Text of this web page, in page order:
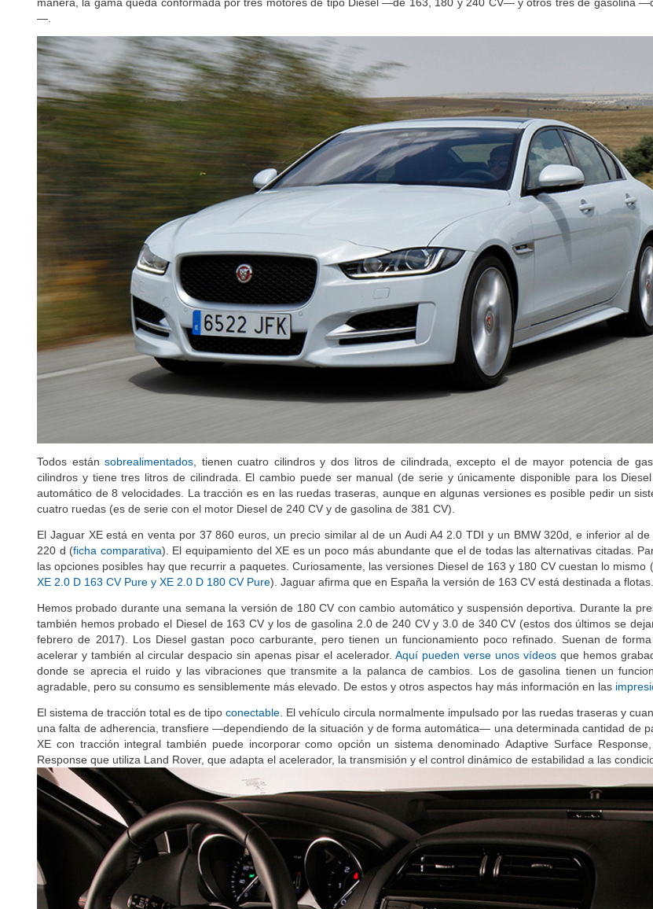
manera, la gama queda conformada por tres motores de tipo Diesel —de 163, 180 y 240 CV— y otros tres de gasolina
—.
Todos estánsobrealimentados , tienen cuatro cilindros y dos litros de cilindrada, excepto el de mayor potencia de
cilindros y tiene tres litros de cilindrada. El cambio puede ser manual (de serie y únicamente disponible para los
automático de 8 velocidades. La tracción es en las ruedas traseras, aunque en algunas versiones es posible pedir un
cuatro ruedas (es de serie con el motor Diesel de 240 CV y de gasolina de 381 CV).
El Jaguar XE está en venta por 37 860 euros, un precio similar al de un Audi A4 2.0 TDI y un BMW 320d, e inferior al
220 d (ficha comparativa). El equipamiento del XE es un poco más abundante que el de todas las alternativas citadas.
las opciones posibles hay que recurrir a paquetes. Curiosamente, las versiones Diesel de 163 y 180 CV cuestan lo mismo (
XE 2.0 D 163 CV Pure y XE 2.0 D 180 CV Pure). Jaguar afirma que en España la versión de 163 CV está destinada a flotas.
Hemos probado durante una semana la versión de 180 CV con cambio automático y suspensión deportiva. Durante la
también hemos probado el Diesel de 163 CV y los de gasolina 2.0 de 240 CV y 3.0 de 340 CV (estos dos últimos se
febrero de 2017). Los Diesel gastan poco carburante, pero tienen un funcionamiento poco refinado. Suenan de
acelerar y también al circular despacio sin apenas pisar el acelerador.Aquí pueden verse unos vídeos que hemos
donde se aprecia el ruido y las vibraciones que transmite a la palanca de cambios. Los de gasolina tienen un
agradable, pero su consumo es sensiblemente más elevado. De estos y otros aspectos hay más información en las
El sistema de tracción total es de tipo conectable . El vehículo circula normalmente impulsado por las ruedas traseras y
una falta de adherencia, transfiere —dependiendo de la situación y de forma automática— una determinada cantidad de
XE con tracción integral también puede incorporar como opción un sistema denominadoAdaptive Surface
Response que utiliza Land Rover, que adapta el acelerador, la transmisión y el control dinámico de estabilidad a las